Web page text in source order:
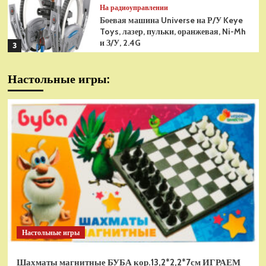
3
На радиоуправлении
Боевая машина Universe на Р/У Keye
Toys, лазер, пульки, оранжевая, Ni-Mh
и З/У, 2.4G
Радиоуправляемая модель
(HN1586)
На радиоуправлении
Р/У танк Taigen 1/16
Panzerkampfwagen III (Германия) HC
(для ИК танкового боя) V3 2.4G RTR,
TG3848-1HC-IR3.0
1
На радиоуправлении
Радиоуправляемый танк Torro
Sturmtiger Panzer 1к16
(TR1111700300)
Настольные игры:
Настольные игры
Шахматы магнитные БУБА кор.13,2*2,2*7см ИГРАЕМ